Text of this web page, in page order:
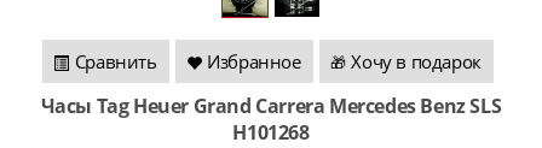
Сравнить Избранное 🎁 Хочу в подарок
Часы Tag Heuer Grand Carrera Mercedes Benz SLS
H101268